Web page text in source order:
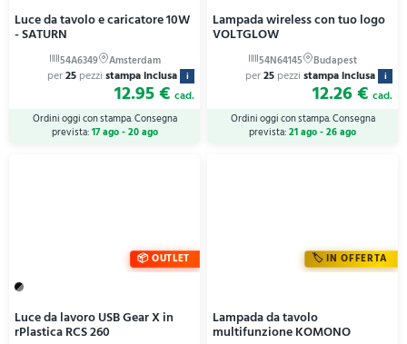
Luce da tavolo e caricatore 10W
- SATURN
per25 pezzi stampa inclusa i
12.95 € cad.
Ordini oggi con stampa. Consegna
prevista:17 ago - 20 ago
Lampada wireless con tuo logo
VOLTGLOW
per25 pezzi stampa inclusa i
12.26 € cad.
Ordini oggi con stampa. Consegna
prevista:21 ago - 26 ago
OUTLET
Luce da lavoro USB Gear X in
rPlastica RCS 260
IN OFFERTA
Lampada da tavolo
multifunzione KOMONO